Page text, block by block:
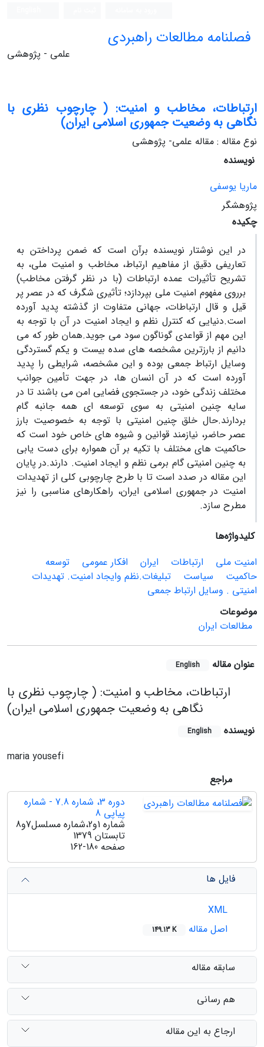
فصلنامه مطالعات راهبردی
علمی - پژوهشی
ارتباطات، مخاطب و امنیت: ( چارچوب نظری با
نگاهی به وضعیت جمهوری اسلامی ایران)
نوع مقاله : مقاله علمی- پژوهشی
نویسنده
ماریا یوسفی
پژوهشگر
چکیده
در این نوشتار نویسنده برآن است که ضمن پرداختن به
تعاریفی دقیق از مفاهیم ارتباط، مخاطب و امنیت ملی، به
تشریح تأثیرات عمده ارتباطات (با در نظر گرفتن مخاطب)
برروی مفهوم امنیت ملی بپردازد؛ تأثیری شگرف که در عصر پر
قیل و قال ارتباطات، جهانی متفاوت از گذشته پدید آورده
است.دنیایی که کنترل نظم و ایجاد امنیت در آن با توجه به
این مهم از قواعدی گوناگون سود می‏ جوید.همان‏ طور که می‏
دانیم از بارزترین مشخصه‏ های سده بیست و یکم گستردگی
وسایل ارتباط جمعی بوده و این مشخصه، شرایطی را پدید
آورده است که در آن انسان ها، در جهت تأمین جوانب
مختلف زندگی خود، در جستجوی فضایی امن می ‏باشند تا در
سایه چنین امنیتی به سوی توسعه ‏ای همه ‏جانبه گام
بردارند.حال خلق چنین امنیتی با توجه به خصوصیت بارز
عصر حاضر، نیازمند قوانین و شیوه ‏های خاص خود است که
حاکمیت‏ های مختلف با تکیه بر آن همواره برای دست یابی
به چنین امنیتی گام برمی‏ نظم و ایجاد امنیت. دارند.در پایان
این مقاله در صدد است تا با طرح چارچوبی کلی از تهدیدات
امنیت در جمهوری اسلامی ایران، راهکارهای مناسبی را نیز
مطرح سازد.
کلیدواژه‌ها
امنیت ملی
ارتباطات ایران افکار عمومی
توسعه
حاکمیت
سیاست
تبلیغات.نظم وایجاد امنیت. تهدیدات
امنیتی . وسایل ارتباط جمعی
موضوعات
مطالعات ایران
عنوان مقاله English
ارتباطات، مخاطب و امنیت: ( چارچوب نظری با
نگاهی به وضعیت جمهوری اسلامی ایران)
نویسنده English
maria yousefi
مراجع
دوره 3، شماره 7.8 - شماره
پیاپی 8
شماره 1و2،شماره مسلسل7و8
تابستان 1379
صفحه 162-180
فایل ها
اصل مقاله
149.13 K
سابقه مقاله
هم رسانی
ارجاع به این مقاله